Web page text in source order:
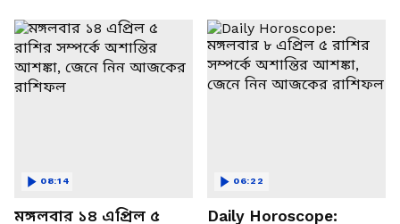
বিশদে
মঙ্গলবার ১৪ এপ্রিল ৫
08:14
Daily Horoscope:
06:22